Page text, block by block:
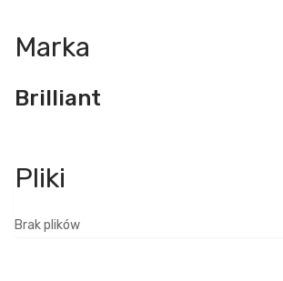
Marka
Brilliant
Brak plików